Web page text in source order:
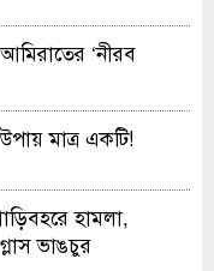
‘নীরব
মাত্র একটি!
হামলা,
ভাঙচুর